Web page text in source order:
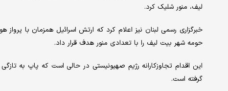
لیف، منور شلیک کرد.
خبرگزاری رسمی لبنان نیز اعلام کرد که ارتش اسرائیل همزمان با
حومه شهر بیت لیف را با تعدادی منور هدف قرار داد.
این اقدام تجاوزکارانه رژیم صهیونیستی در حالی است که پاپ به
گرفته است.